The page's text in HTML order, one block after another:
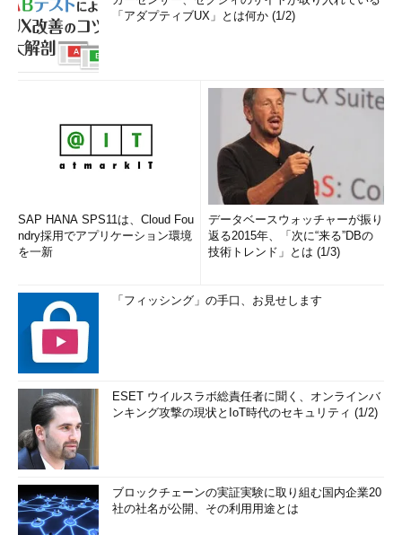
「アダプティブUX」とは何か (1/2)
SAP HANA SPS11は、Cloud Fou
ndry採用でアプリケーション環境
を一新
データベースウォッチャーが振り
返る2015年、「次に“来る”DBの
技術トレンド」とは (1/3)
「フィッシング」の手口、お見せします
ESET ウイルスラボ総責任者に聞く、オンラインバ
ンキング攻撃の現状とIoT時代のセキュリティ (1/2)
ブロックチェーンの実証実験に取り組む国内企業20
社の社名が公開、その利用用途とは